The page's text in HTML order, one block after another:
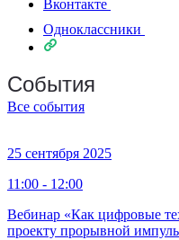
Вконтакте
Одноклассники
События
Все события
25 сентября 2025
11:00 - 12:00
Вебинар «Как цифровые
проекту прорывной